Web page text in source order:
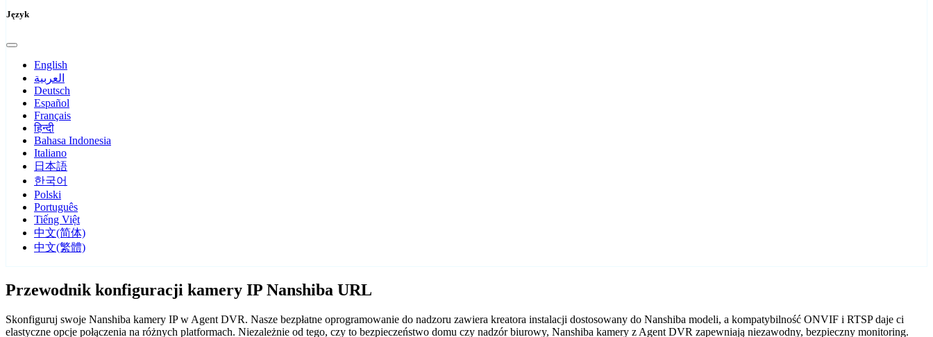
Język
English
العربية
Deutsch
Español
Français
हिन्दी
Bahasa Indonesia
Italiano
日本語
한국어
Polski
Português
Tiếng Việt
中文(简体)
中文(繁體)
Przewodnik konfiguracji kamery IP Nanshiba URL
Skonfiguruj swoje Nanshiba kamery IP w Agent DVR. Nasze bezpłatne oprogramowanie do nadzoru zawiera kreatora instalacji dostosowany do Nanshiba modeli, a kompatybilność ONVIF i RTSP daje ci
elastyczne opcje połączenia na różnych platformach. Niezależnie od tego, czy to bezpieczeństwo domu czy nadzór biurowy, Nanshiba kamery z Agent DVR zapewniają niezawodny, bezpieczny monitoring.